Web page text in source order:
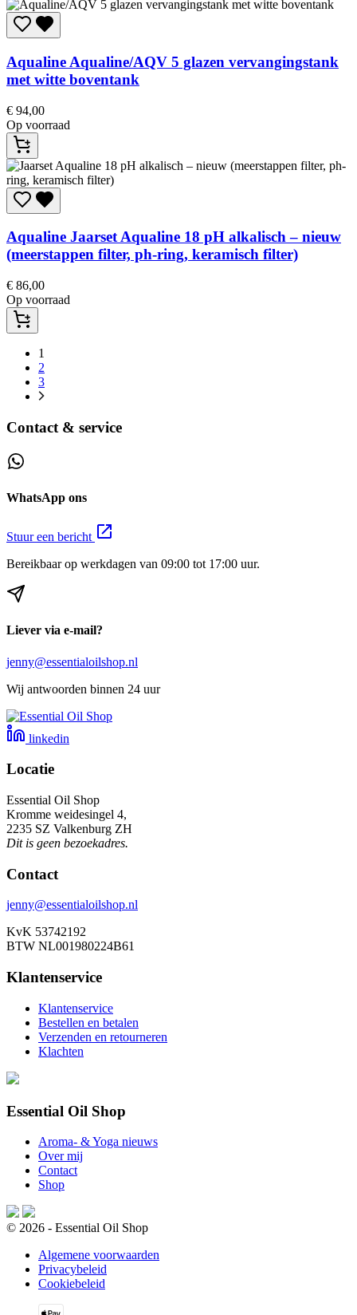
Aqualine Aqualine/AQV 5 glazen vervangingstank
met witte boventank
€ 94,00
Op voorraad
Aqualine Jaarset Aqualine 18 pH alkalisch – nieuw
(meerstappen filter, ph-ring, keramisch filter)
€ 86,00
Op voorraad
1
2
3
Contact & service
WhatsApp ons
Stuur een bericht
Bereikbaar op werkdagen van 09:00 tot 17:00 uur.
Liever via e-mail?
jenny@essentialoilshop.nl
Wij antwoorden binnen 24 uur
linkedin
Locatie
Essential Oil Shop
Kromme weidesingel 4,
2235 SZ Valkenburg ZH
Dit is geen bezoekadres.
Contact
jenny@essentialoilshop.nl
KvK 53742192
BTW NL001980224B61
Klantenservice
Klantenservice
Bestellen en betalen
Verzenden en retourneren
Klachten
Essential Oil Shop
Aroma- & Yoga nieuws
Over mij
Contact
Shop
© 2026 - Essential Oil Shop
Algemene voorwaarden
Privacybeleid
Cookiebeleid